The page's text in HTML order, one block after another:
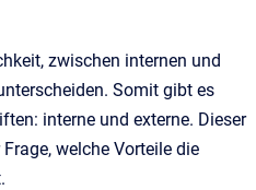
zwischen internen und
Somit gibt es
interne und externe. Dieser
welche Vorteile die